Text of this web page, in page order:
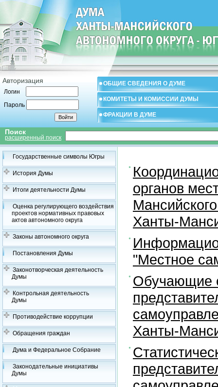
Авторизация
Логин
Пароль
ОБЩИЕ СВЕДЕНИЯ О ДУМЕ
КОМИТЕТЫ И КОМИССИИ ДУМЫ
ФРАКЦИИ В ДУМЕ
Поиск
расширенный поиск
Государственные символы Югры
История Думы
Итоги деятельности Думы
Оценка регулирующего воздействия
проектов нормативных правовых
актов автономного округа
Законы автономного округа
Постановления Думы
Законотворческая деятельность
Думы
Контрольная деятельность
Думы
Противодействие коррупции
Обращения граждан
Дума и Федеральное Собрание
Законодательные инициативы
Думы
органов
Ханты-
"Местное
Обучающие
Ханты-